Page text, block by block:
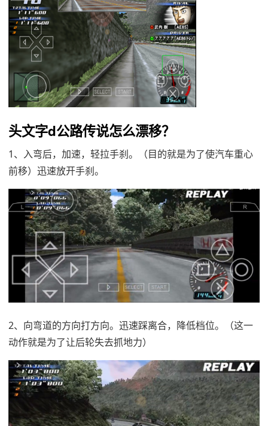
头文字d公路传说怎么漂移？
1、入弯后，加速，轻拉手刹。（目的就是为了使汽车重心
前移）迅速放开手刹。
2、向弯道的方向打方向。迅速踩离合，降低档位。（这一
动作就是为了让后轮失去抓地力）